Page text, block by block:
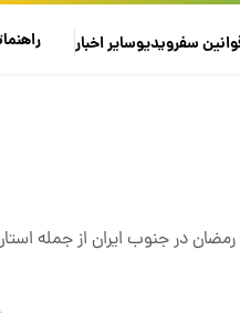
سفرویدیوسایراخبار
در جنوب ایران از جمله